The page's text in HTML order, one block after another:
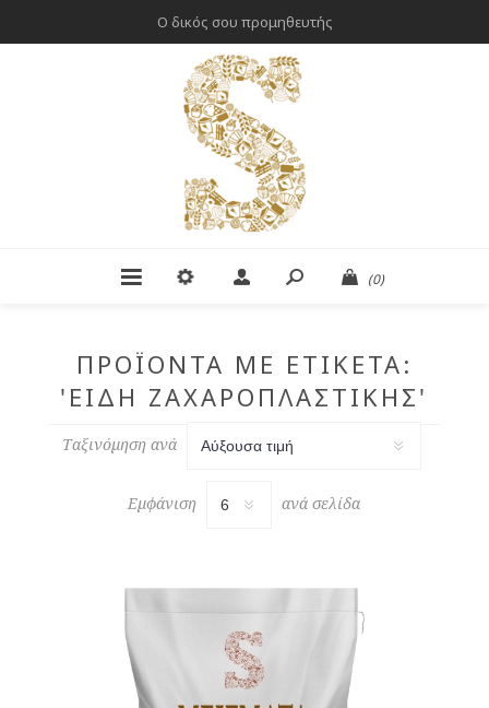
Ο δικός σου προμηθευτής
(0)
ΠΡΟΪΌΝΤΑ ΜΕ ΕΤΙΚΈΤΑ:
'ΕΊΔΗ ΖΑΧΑΡΟΠΛΑΣΤΙΚΉΣ'
Ταξινόμηση ανά
Εμφάνιση ανά σελίδα